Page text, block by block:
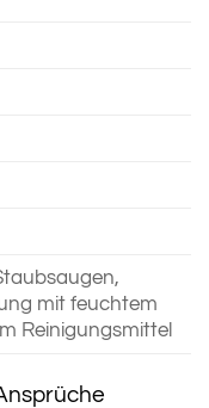
mit feuchtem
Reinigungsmittel